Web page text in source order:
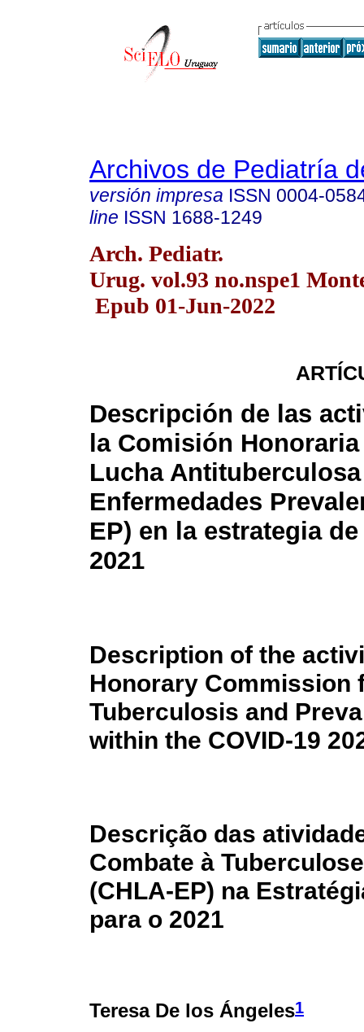
Archivos de Pediatría
versión impresa ISSN 0004-
line ISSN 1688-1249
Arch. Pediatr.
Urug. vol.93 no.nspe1
Epub 01-Jun-2022
Descripción de las
la Comisión
Lucha
Enfermedades
EP) en la estrategia
2021
Description of the
Honorary Commission
Tuberculosis and
within the COVID-19
Descrição das
Combate à
(CHLA-EP) na
para o 2021
Teresa De los Ángeles1